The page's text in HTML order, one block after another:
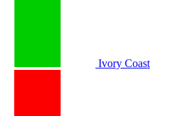
Ivory Coast